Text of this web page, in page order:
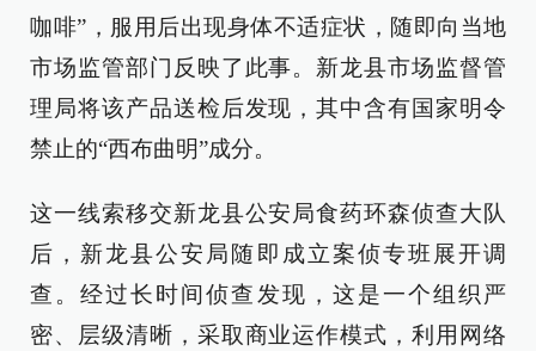
咖啡”，服用后出现身体不适症状，随即向当地
市场监管部门反映了此事。新龙县市场监督管
理局将该产品送检后发现，其中含有国家明令
禁止的“西布曲明”成分。
这一线索移交新龙县公安局食药环森侦查大队
后，新龙县公安局随即成立案侦专班展开调
查。经过长时间侦查发现，这是一个组织严
密、层级清晰，采取商业运作模式，利用网络